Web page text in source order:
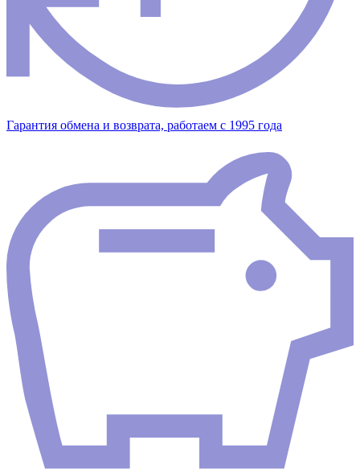
Гарантия обмена и возврата, работаем с 1995 года